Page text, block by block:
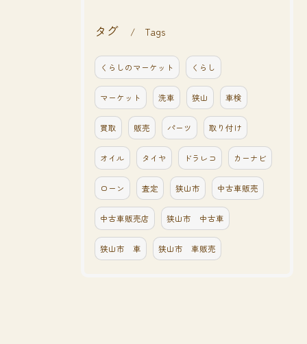
タグ Tags
くらしのマーケット くらし
マーケット 洗車 狭山 車検
買取 販売 パーツ 取り付け
オイル タイヤ ドラレコ カーナビ
ローン 査定 狭山市 中古車販売
中古車販売店 狭山市 中古車
狭山市 車 狭山市 車販売